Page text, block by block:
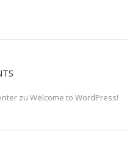
zu Welcome to WordPress!